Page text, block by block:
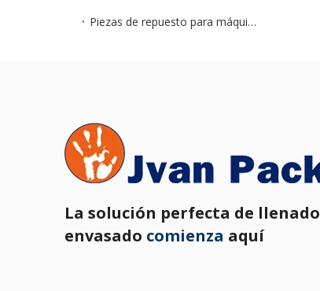
Piezas de repuesto para máquinas de embalaje
La solución perfecta de llenado
envasado comienza aquí